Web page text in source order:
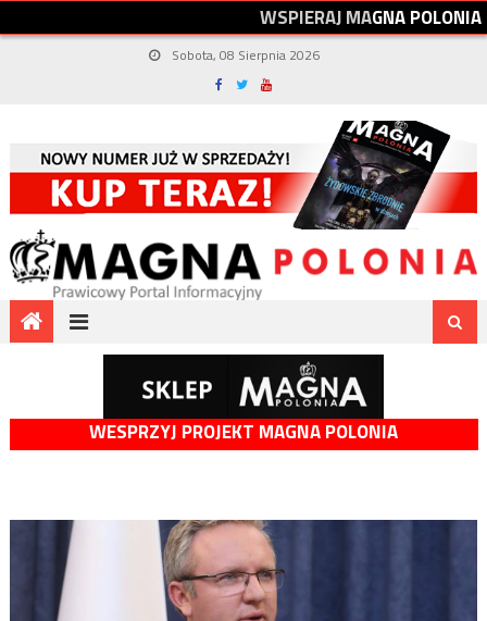
WSPIERAJMAGNAPOLONIA
Sobota, 08 Sierpnia 2026
WESPRZYJ PROJEKT MAGNA POLONIA